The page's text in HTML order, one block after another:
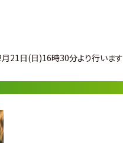
21日(日)16時30分より行います